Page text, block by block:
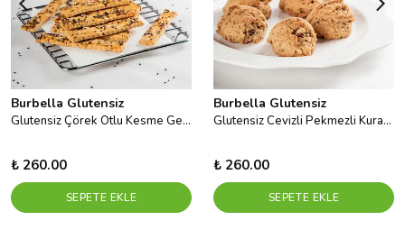
Burbella Glutensiz
Glutensiz Çörek Otlu Kesme Gevrek
₺ 260.00
SEPETE EKLE
Burbella Glutensiz
Glutensiz Cevizli Pekmezli Kurabiye
₺ 260.00
SEPETE EKLE